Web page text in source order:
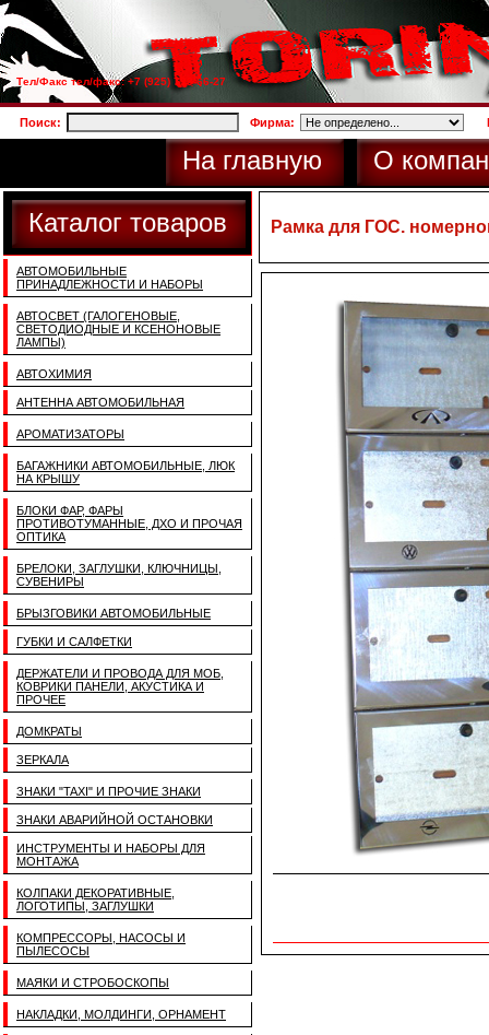
Тел/Факс тел/факс: +7 (925) 733-66-27
Поиск: Фирма:
На главную О
Каталог товаров
АВТОМОБИЛЬНЫЕ
ПРИНАДЛЕЖНОСТИ И НАБОРЫ
АВТОСВЕТ (ГАЛОГЕНОВЫЕ,
СВЕТОДИОДНЫЕ И КСЕНОНОВЫЕ
ЛАМПЫ)
АВТОХИМИЯ
АНТЕННА АВТОМОБИЛЬНАЯ
АРОМАТИЗАТОРЫ
БАГАЖНИКИ АВТОМОБИЛЬНЫЕ, ЛЮК
НА КРЫШУ
БЛОКИ ФАР, ФАРЫ
ПРОТИВОТУМАННЫЕ, ДХО И ПРОЧАЯ
ОПТИКА
БРЕЛОКИ, ЗАГЛУШКИ, КЛЮЧНИЦЫ,
СУВЕНИРЫ
БРЫЗГОВИКИ АВТОМОБИЛЬНЫЕ
ГУБКИ И САЛФЕТКИ
ДЕРЖАТЕЛИ И ПРОВОДА ДЛЯ МОБ,
КОВРИКИ ПАНЕЛИ, АКУСТИКА И
ПРОЧЕЕ
ДОМКРАТЫ
ЗЕРКАЛА
ЗНАКИ "TAXI" И ПРОЧИЕ ЗНАКИ
ЗНАКИ АВАРИЙНОЙ ОСТАНОВКИ
ИНСТРУМЕНТЫ И НАБОРЫ ДЛЯ
МОНТАЖА
КОЛПАКИ ДЕКОРАТИВНЫЕ,
ЛОГОТИПЫ, ЗАГЛУШКИ
КОМПРЕССОРЫ, НАСОСЫ И
ПЫЛЕСОСЫ
МАЯКИ И СТРОБОСКОПЫ
НАКЛАДКИ, МОЛДИНГИ, ОРНАМЕНТ
Рамка для ГОС.